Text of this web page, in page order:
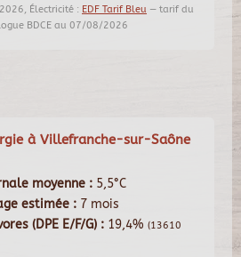
Électricité : EDF Tarif Bleu — tarif du
BDCE au 07/08/2026
à Villefranche-sur-Saône
moyenne : 5,5°C
estimée : 7 mois
(DPE E/F/G) : 19,4% (13610